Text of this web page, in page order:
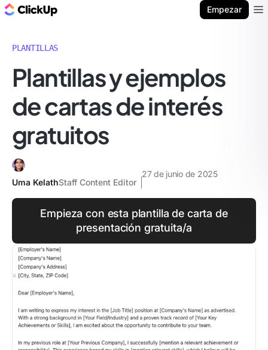
Empezar
PLANTILLAS
Plantillas y ejemplos
de cartas de interés
gratuitos
Uma KelathStaff Content Editor
27 de junio de 2025
Empieza con esta plantilla de carta de
presentación gratuita/a